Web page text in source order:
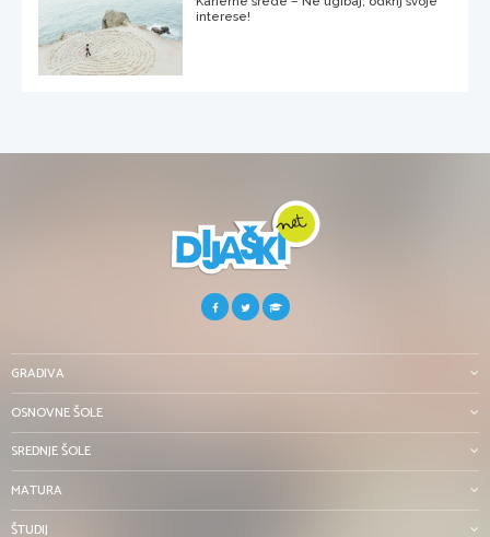
interese!
GRADIVA
OSNOVNE ŠOLE
SREDNJE ŠOLE
MATURA
ŠTUDIJ